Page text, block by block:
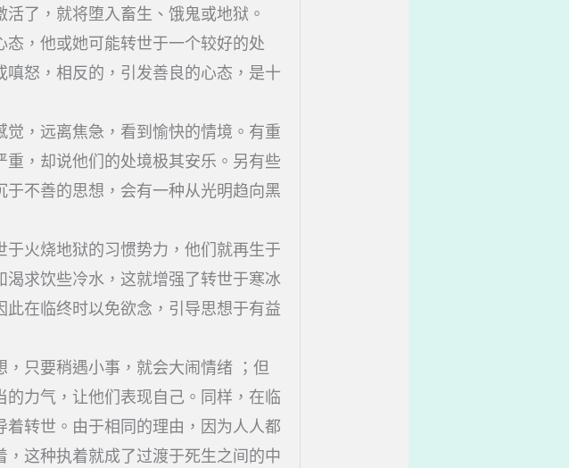
了，就将堕入畜生、饿鬼或地狱。
，他或她可能转世于一个较好的处
怒，相反的，引发善良的心态，是十
，远离焦急，看到愉快的情境。有重
，却说他们的处境极其安乐。另有些
不善的思想，会有一种从光明趋向黑
火烧地狱的习惯势力，他们就再生于
求饮些冷水，这就增强了转世于寒冰
在临终时以免欲念，引导思想于有益
只要稍遇小事，就会大闹情绪 ；但
力气，让他们表现自己。同样，在临
转世。由于相同的理由，因为人人都
这种执着就成了过渡于死生之间的中